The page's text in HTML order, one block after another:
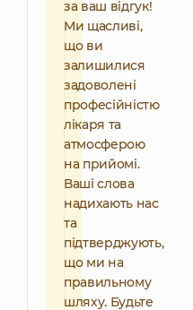
за ваш відгук!
Ми щасливі,
що ви
залишилися
задоволені
професійністю
лікаря та
атмосферою
на прийомі.
Ваші слова
надихають нас
та
підтверджують,
що ми на
правильному
шляху. Будьте